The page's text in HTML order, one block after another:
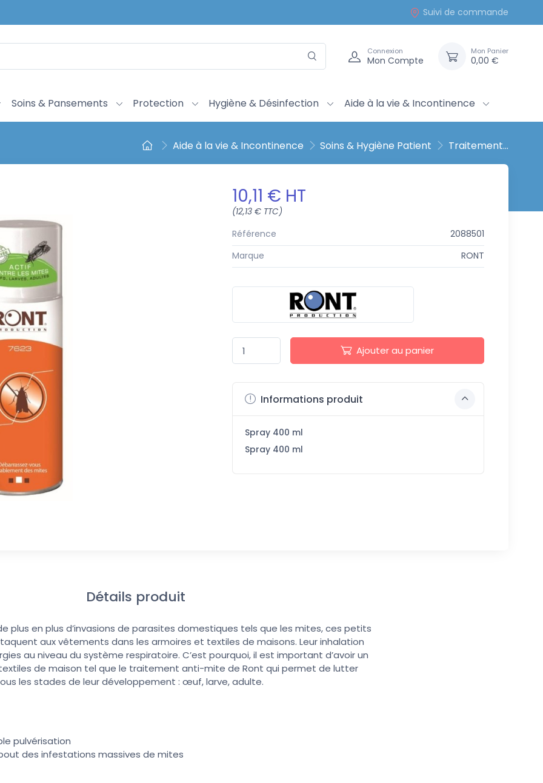
Suivi de commande
Connexion
Mon Compte
Mon Panier
0,00 €
Soins & Pansements Protection Hygiène & Désinfection Aide à la vie & Incontinence
Aide à la vie & Incontinence Soins & Hygiène Patient Traitement...
10,11 € HT
(12,13 € TTC)
Référence
2088501
Marque
RONT
Ajouter au panier
Informations produit
Spray 400 ml
Spray 400 ml
Détails produit
plus en plus d’invasions de parasites domestiques tels que les mites, ces petits
aux vêtements dans les armoires et textiles de maisons. Leur inhalation
au niveau du système respiratoire. C’est pourquoi, il est important d’avoir un
de maison tel que le traitement anti-mite de Ront qui permet de lutter
les stades de leur développement : œuf, larve, adulte.
pulvérisation
des infestations massives de mites